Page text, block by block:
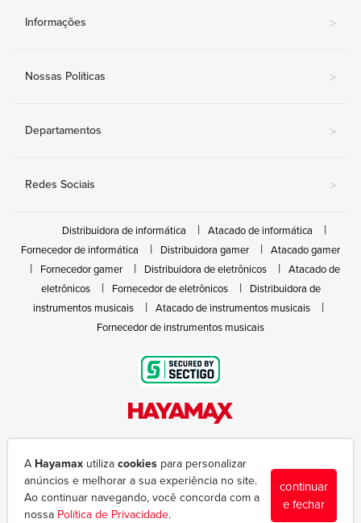
Informações >
Nossas Políticas >
Departamentos >
Redes Sociais >
Distribuidora de informática
Atacado de informática
Fornecedor de informática
Distribuidora gamer
Atacado gamer
Fornecedor gamer
Distribuidora de eletrônicos
Atacado de
eletrônicos
Fornecedor de eletrônicos
Distribuidora de
instrumentos musicais
Atacado de instrumentos musicais
Fornecedor de instrumentos musicais
(43) 3377-6600
hayamax@hayamax.com.br
Segunda à sexta das 8:00 às 18:00
A Hayamax utiliza cookies para personalizar
anúncios e melhorar a sua experiência no site.
Ao continuar navegando, você concorda com a
nossa Política de Privacidade.
continuar
e fechar